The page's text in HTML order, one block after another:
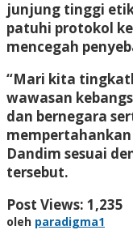
junjung tinggi
patuhi protokol
mencegah
“Mari kita
wawasan
dan bernegara
Dandim sesuai
tersebut.
Post Views: 1,235
oleh paradigma1